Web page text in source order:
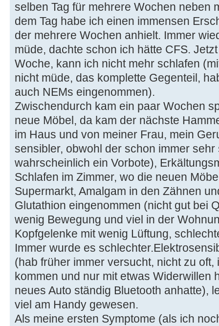
selben Tag für mehrere Wochen neben
dem Tag habe ich einen immensen
der mehrere Wochen anhielt. Immer
müde, dachte schon ich hätte CFS.
Woche, kann ich nicht mehr schlafen
nicht müde, das komplette Gegenteil,
auch NEMs eingenommen).
Zwischendurch kam ein paar Wochen
neue Möbel, da kam der nächste
im Haus und von meiner Frau, mein
sensibler, obwohl der schon immer
wahrscheinlich ein Vorbote),
Schlafen im Zimmer, wo die neuen
Supermarkt, Amalgam in den Zähnen
Glutathion eingenommen (nicht gut bei
wenig Bewegung und viel in der
Kopfgelenke mit wenig Lüftung,
Immer wurde es
(hab früher immer versucht, nicht zu
kommen und nur mit etwas Widerwillen
neues Auto ständig Bluetooth anhatte),
viel am Handy gewesen.
Als meine ersten Symptome (als ich